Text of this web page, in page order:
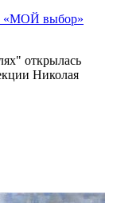
«МОЙ выбор»
открылась
Николая